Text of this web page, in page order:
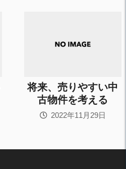
将来、売りやすい中
古物件を考える
2022年11月29日